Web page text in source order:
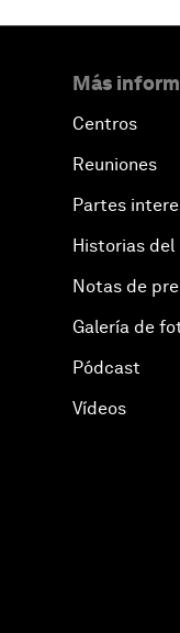
Más
Centros
Reuniones
Partes
Historias del
Notas de
Galería de
Pódcast
Vídeos